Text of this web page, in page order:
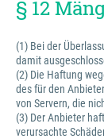
§ 12
(1) Bei der
damit
(2) Die Haftung
des für den
von Servern, die
(3) Der Anbieter
verursachte